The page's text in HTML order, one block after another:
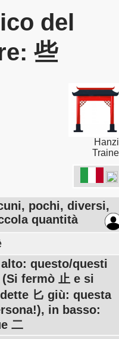
del
些
pochi, diversi,
quantità
questo/questi
(Si fermò 止 e si
匕 giù: questa
in basso:
二